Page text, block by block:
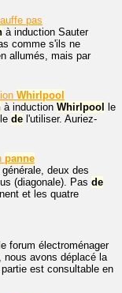
pas
à induction Sauter
comme s'ils ne
allumés, mais par
Whirlpool
à induction Whirlpool
le
de l'utiliser. Auriez-
panne
deux des
(diagonale). Pas de
et les quatre
le forum électroménager
nous avons déplacé la
est consultable en